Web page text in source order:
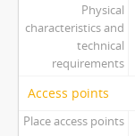
Physical
characteristics and
technical
requirements
Access points
Place access points